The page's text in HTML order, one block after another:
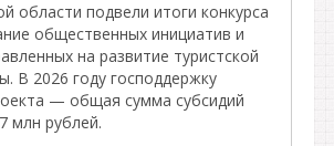
области подвели итоги конкурса
общественных инициатив и
на развитие туристской
В 2026 году господдержку
— общая сумма субсидий
млн рублей.